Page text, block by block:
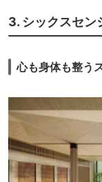
3. シックスセン
心も身体も整う